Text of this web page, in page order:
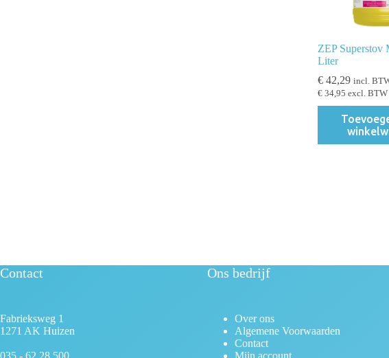
ZEP Superstov
Liter
€ 42,29 incl.
€ 34,95 excl. BTW
Contact
Fabrieksweg 1
1271 AK Huizen
035 - 62 28 500
Ons bedrijf
Over ons
Algemene Voorwaarden
Contact
Mijn account